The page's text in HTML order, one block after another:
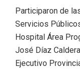
Participaron de
Servicios
Hospital Área
José Díaz
Ejecutivo